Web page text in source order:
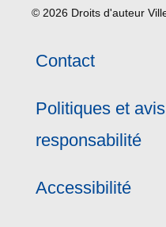
© 2026 Droits d'auteur
Contact
Politiques et
responsabilité
Accessibilité